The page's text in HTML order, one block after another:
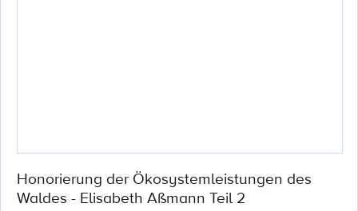
Honorierung der Ökosystemleistungen des
Waldes - Elisabeth Aßmann Teil 2